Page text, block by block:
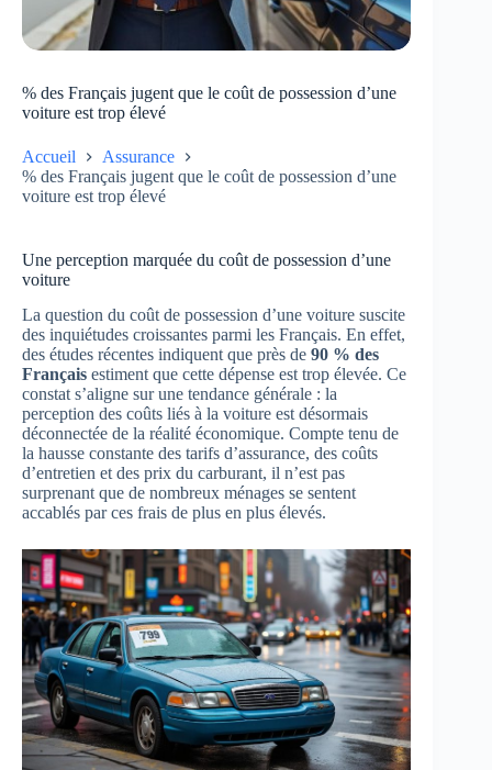
% des Français jugent que le coût de possession d’une
voiture est trop élevé
Accueil
Assurance
% des Français jugent que le coût de possession d’une
voiture est trop élevé
Une perception marquée du coût de possession d’une
voiture
La question du coût de possession d’une voiture suscite
des inquiétudes croissantes parmi les Français. En effet,
des études récentes indiquent que près de 90 % des
Français estiment que cette dépense est trop élevée. Ce
constat s’aligne sur une tendance générale : la
perception des coûts liés à la voiture est désormais
déconnectée de la réalité économique. Compte tenu de
la hausse constante des tarifs d’assurance, des coûts
d’entretien et des prix du carburant, il n’est pas
surprenant que de nombreux ménages se sentent
accablés par ces frais de plus en plus élevés.